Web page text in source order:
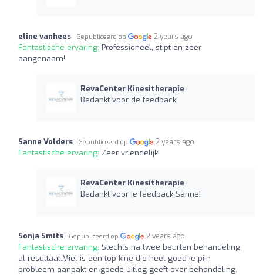
eline vanhees Gepubliceerd op 2 years ago
Fantastische ervaring: Professioneel, stipt en zeer
aangenaam!
RevaCenter Kinesitherapie
Bedankt voor de feedback!
Sanne Volders Gepubliceerd op 2 years ago
Fantastische ervaring: Zeer vriendelijk!
RevaCenter Kinesitherapie
Bedankt voor je feedback Sanne!
Sonja Smits Gepubliceerd op 2 years ago
Fantastische ervaring: Slechts na twee beurten behandeling
al resultaat.Miel is een top kine die heel goed je pijn
probleem aanpakt en goede uitleg geeft over behandeling.